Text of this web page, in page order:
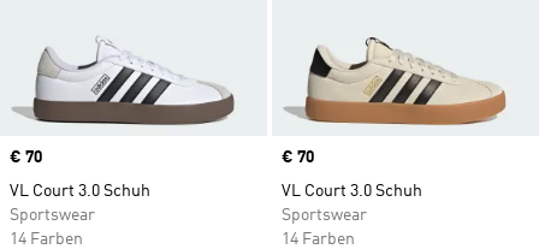
Price
€ 70
VL Court 3.0 Schuh
Sportswear
14 Farben
Price
€ 70
VL Court 3.0 Schuh
Sportswear
14 Farben